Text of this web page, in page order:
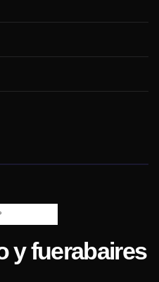
y fuerabaires